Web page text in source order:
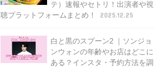
テ）速報やセトリ！出演者や視
聴プラットフォームまとめ！
2025.12.25
白と黒のスプーン2 ｜ソンジョ
ンウォンの年齢やお店はどこに
ある？インスタ・予約方法を調